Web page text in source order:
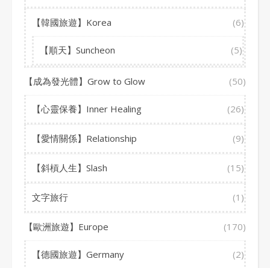
【韓國旅遊】Korea (6)
【順天】Suncheon (5)
【成為發光體】Grow to Glow (50)
【心靈保養】Inner Healing (26)
【愛情關係】Relationship (9)
【斜槓人生】Slash (15)
文字旅行 (1)
【歐洲旅遊】Europe (170)
【德國旅遊】Germany (2)